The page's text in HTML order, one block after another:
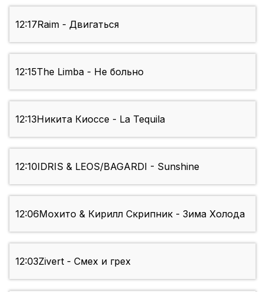
12:17Raim - Двигаться
12:15The Limba - Не больно
12:13Никита Киоссе - La Tequila
12:10IDRIS & LEOS/BAGARDI - Sunshine
12:06Мохито & Кирилл Скрипник - Зима Холода
12:03Zivert - Смех и грех